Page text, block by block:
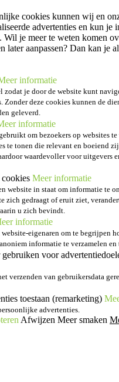
cookies kunnen wij en
advertenties en kun je
Wil je meer te weten komen
later aanpassen? Dan kan je
informatie
zodat je door de website kunt
Zonder deze cookies kunnen de
geleverd.
informatie
om bezoekers op websites
te tonen die relevant en boeiend
waardevoller voor uitgevers
Meer informatie
website in staat om informatie te
zich gedraagt of eruit ziet,
u zich bevindt.
informatie
eigenaren om te begrijpen
informatie te verzamelen en
voor
verzenden van gebruikersdata
toestaan (remarketing)
advertenties.
Afwijzen Meer smaken